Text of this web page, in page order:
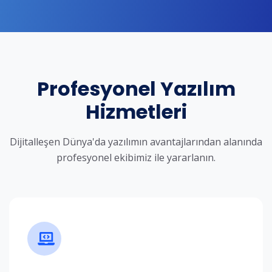
Profesyonel Yazılım
Hizmetleri
Dijitalleşen Dünya'da yazılımın avantajlarından alanında
profesyonel ekibimiz ile yararlanın.